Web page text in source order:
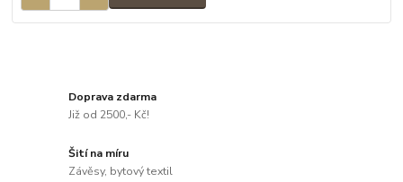
Doprava zdarma
Již od 2500,- Kč!
Šití na míru
Závěsy, bytový textil